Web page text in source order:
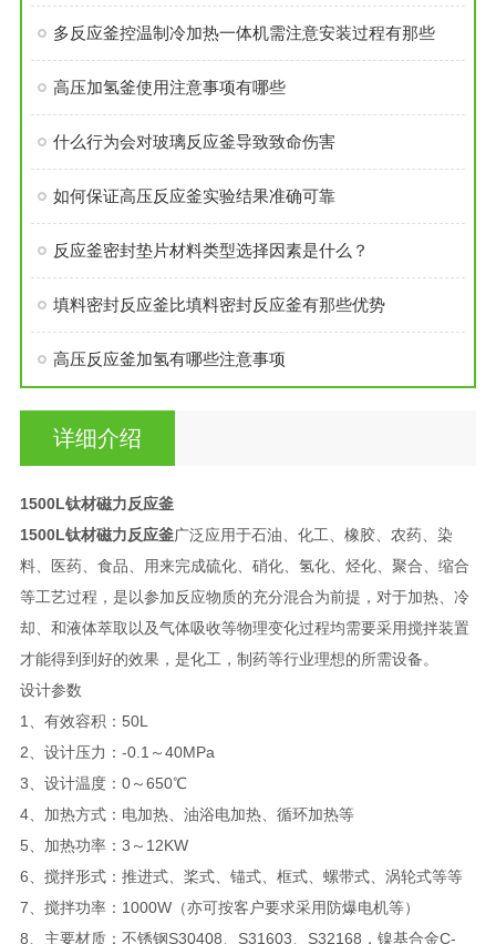
多反应釜控温制冷加热一体机需注意安装过程有那些
高压加氢釜使用注意事项有哪些
什么行为会对玻璃反应釜导致致命伤害
如何保证高压反应釜实验结果准确可靠
反应釜密封垫片材料类型选择因素是什么？
填料密封反应釜比填料密封反应釜有那些优势
高压反应釜加氢有哪些注意事项
详细介绍
1500L钛材磁力反应釜
1500L钛材磁力反应釜广泛应用于石油、化工、橡胶、农药、染
料、医药、食品、用来完成硫化、硝化、氢化、烃化、聚合、缩合
等工艺过程，是以参加反应物质的充分混合为前提，对于加热、冷
却、和液体萃取以及气体吸收等物理变化过程均需要采用搅拌装置
才能得到到好的效果，是化工，制药等行业理想的所需设备。
设计参数
1、有效容积：50L
2、设计压力：-0.1～40MPa
3、设计温度：0～650℃
4、加热方式：电加热、油浴电加热、循环加热等
5、加热功率：3～12KW
6、搅拌形式：推进式、桨式、锚式、框式、螺带式、涡轮式等等
7、搅拌功率：1000W（亦可按客户要求采用防爆电机等）
8、主要材质：不锈钢S30408、S31603、S32168，镍基合金C-